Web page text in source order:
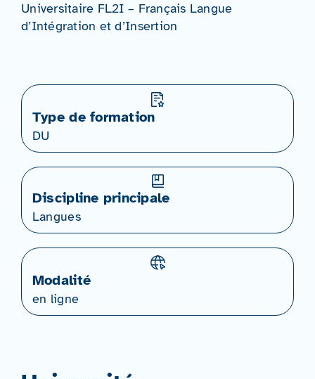
Universitaire FL2I – Français Langue
d’Intégration et d’Insertion
Type de formation
DU
Discipline principale
Langues
Modalité
en ligne